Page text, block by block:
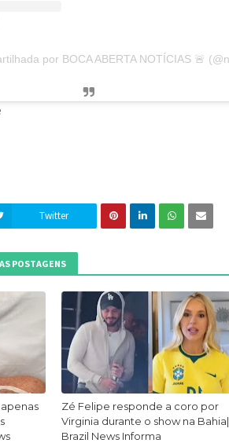
Twitter
POSTAGENS
Zé Felipe responde a coro por
Virginia durante o show na Bahia|
Brazil News Informa